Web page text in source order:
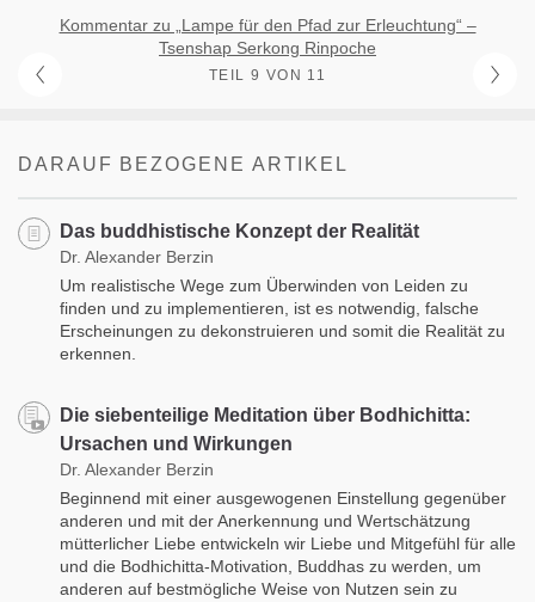
Kommentar zu „Lampe für den Pfad zur Erleuchtung“ –
Tsenshap Serkong Rinpoche
TEIL 9 VON 11
DARAUF BEZOGENE ARTIKEL
Das buddhistische Konzept der Realität
Dr. Alexander Berzin
Um realistische Wege zum Überwinden von Leiden zu
finden und zu implementieren, ist es notwendig, falsche
Erscheinungen zu dekonstruieren und somit die Realität zu
erkennen.
Die siebenteilige Meditation über Bodhichitta:
Ursachen und Wirkungen
Dr. Alexander Berzin
Beginnend mit einer ausgewogenen Einstellung gegenüber
anderen und mit der Anerkennung und Wertschätzung
mütterlicher Liebe entwickeln wir Liebe und Mitgefühl für alle
und die Bodhichitta-Motivation, Buddhas zu werden, um
anderen auf bestmögliche Weise von Nutzen sein zu